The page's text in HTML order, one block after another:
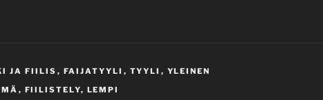
JA FIILIS , FAIJATYYLI , TYYLI , YLEINEN
, FIILISTELY, LEMPI